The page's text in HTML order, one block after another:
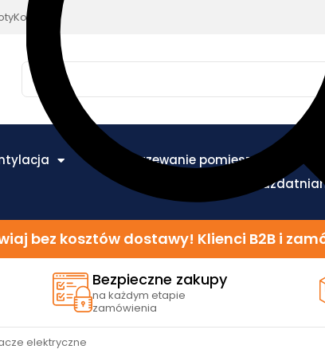
Kontakt
Ogrzewanie pomieszczeń
Ogrzewanie i
bez kosztów dostawy! Klienci B2B i
Bezpieczne zakupy
na każdym etapie
zamówienia
elektryczne